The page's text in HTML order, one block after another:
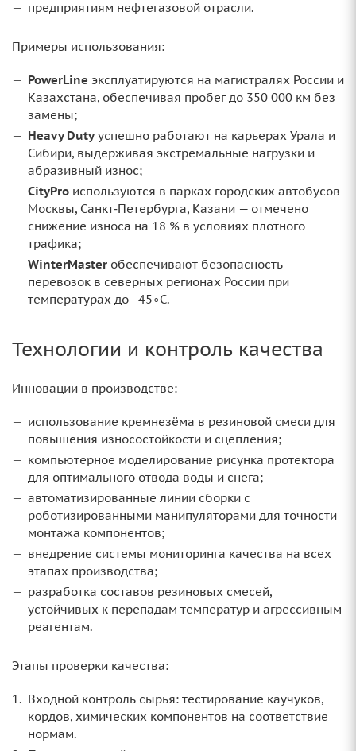
предприятиям нефтегазовой отрасли.
Примеры использования:
PowerLine эксплуатируются на магистралях России и
Казахстана, обеспечивая пробег до 350 000 км без
замены;
Heavy Duty успешно работают на карьерах Урала и
Сибири, выдерживая экстремальные нагрузки и
абразивный износ;
CityPro используются в парках городских автобусов
Москвы, Санкт‑Петербурга, Казани — отмечено
снижение износа на 18 % в условиях плотного
трафика;
WinterMaster обеспечивают безопасность
перевозок в северных регионах России при
температурах до −45∘C.
Технологии и контроль качества
Инновации в производстве:
использование кремнезёма в резиновой смеси для
повышения износостойкости и сцепления;
компьютерное моделирование рисунка протектора
для оптимального отвода воды и снега;
автоматизированные линии сборки с
роботизированными манипуляторами для точности
монтажа компонентов;
внедрение системы мониторинга качества на всех
этапах производства;
разработка составов резиновых смесей,
устойчивых к перепадам температур и агрессивным
реагентам.
Этапы проверки качества:
Входной контроль сырья: тестирование каучуков,
кордов, химических компонентов на соответствие
нормам.